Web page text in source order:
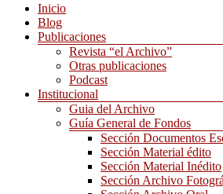
Inicio
Blog
Publicaciones
Revista “el Archivo”
Otras publicaciones
Podcast
Institucional
Guia del Archivo
Guía General de Fondos
Sección Documentos
Sección Material édito
Sección Material Inédito
Sección Archivo